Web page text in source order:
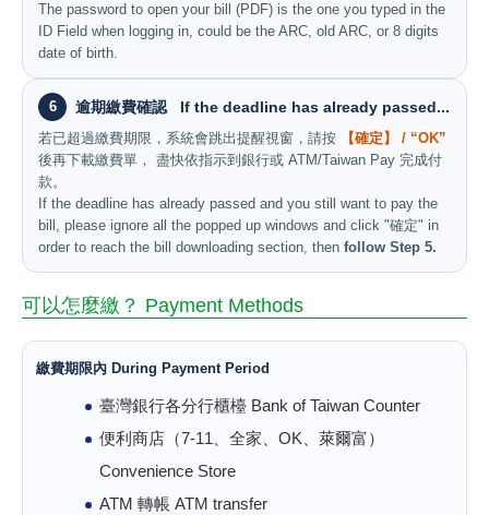
The password to open your bill (PDF) is the one you typed in the
ID Field when logging in, could be the ARC, old ARC, or 8 digits
date of birth.
6 逾期繳費確認 If the deadline has already passed...
若已超過繳費期限，系統會跳出提醒視窗，請按
【確定】 / “OK”
後再下載繳費單， 盡快依指示到銀行或 ATM/Taiwan Pay 完成付
款。
If the deadline has already passed and you still want to pay the
bill, please ignore all the popped up windows and click "確定" in
order to reach the bill downloading section, then follow Step 5.
可以怎麼繳？ Payment Methods
繳費期限內 During Payment Period
臺灣銀行各分行櫃檯 Bank of Taiwan Counter
便利商店（7-11、全家、OK、萊爾富）
Convenience Store
ATM 轉帳 ATM transfer